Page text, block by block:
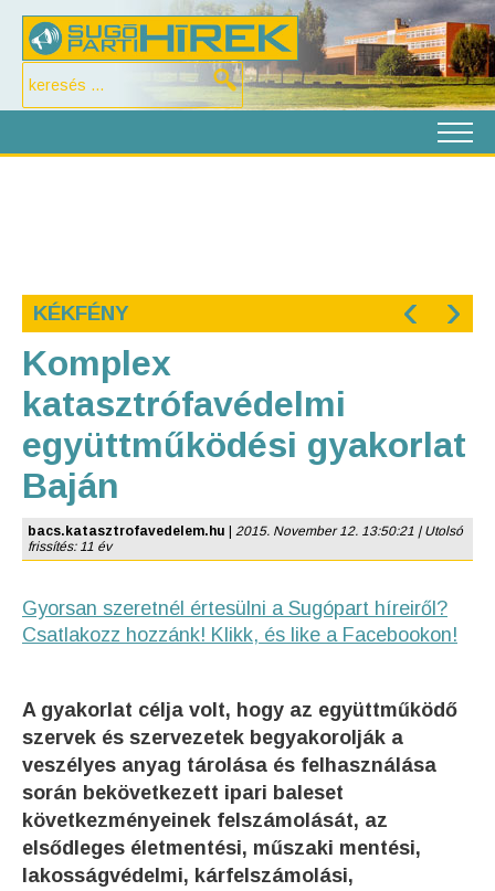
KÉKFÉNY ‹ ›
Komplex
katasztrófavédelmi
együttműködési gyakorlat
Baján
bacs.katasztrofavedelem.hu
2015. November 12. 13:50:21 | Utolsó
frissítés: 11 év
Gyorsan szeretnél értesülni a Sugópart híreiről?
Csatlakozz hozzánk! Klikk, és like a Facebookon!
A gyakorlat célja volt, hogy az együttműködő
szervek és szervezetek begyakorolják a
veszélyes anyag tárolása és felhasználása
során bekövetkezett ipari baleset
következményeinek felszámolását, az
elsődleges életmentési, műszaki mentési,
lakosságvédelmi, kárfelszámolási,